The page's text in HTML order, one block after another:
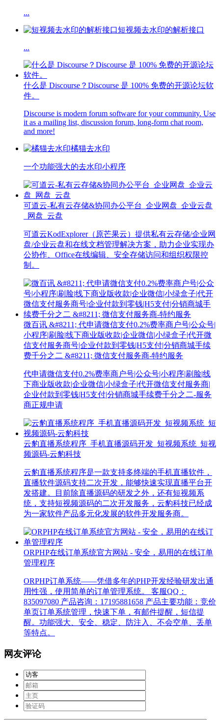
...
短视频去水印的解析接口
...
什么是 Discourse？Discourse 是 100% 免费的开源论坛软
件。
Discourse is modern forum software for your community. Use
it as a mailing list, discussion forum, long-form chat room,
and more!
橘猫去水印
一个功能强大的去水印小程序
可道云-私有云存储&协同办公平台_企业网盘_企业云盘
_网盘_云盘
可道云KodExplorer（原芒果云）提供私有云存储/企业网
盘/企业云盘和在线文档管理解决方案，助力企业实现办
公协作、Office在线编辑、安全存储访问和组织权限控
制。
微百讯 &#8211; 代申请微信支付0.2%费率商户号|公众号|
小程序|刷脸|线下商业版收款|企业微信|小绿盒子|代开微
信支付服务商号|企业付款到零钱|H5支付|分销商城手续
费千分之二 &#8211; 微信支付服务商-特约服务
代申请微信支付0.2%费率商户号|公众号|小程序|刷脸|线
下商业版收款|企业微信|小绿盒子|代开微信支付服务商|
企业付款到零钱|H5支付|分销商城手续费千分之二-服务
商正规申请
云豹直播系统程序_手机直播源码开发_短视频系统_短视
频源码-云豹科技
云豹直播系统程序是一款支持多终端的手机直播软件，
直播软件源码支持二次开发，能够快速实现直播平台开
发搭建。目前除直播源码的研发之外，还有短视频系
统，支持短视频源码的二次开发服务，云豹科技已经成
为一家软件产品多元化发展的软件开发服务商。
ORPHP在线订单系统官方网站 - 安全，易用的在线订单
管理程序
ORPHP订单系统——凭借多年的PHP开发经验研发出通
用性强，使用简单的订单管理系统。 客服QQ：
835097080 产品咨询：17195881658 产品主要功能：竞价
单页订单系统管理，快速下单，有邮件提醒，短信提
醒。功能强大、安全、稳定、防注入、不会空单、丢单
等特点。
网友评论